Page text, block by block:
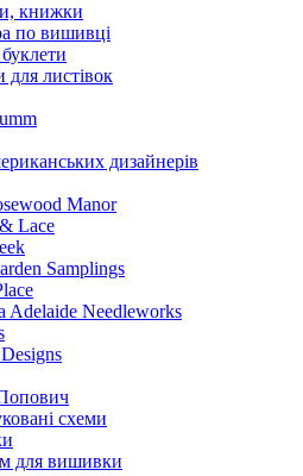
книжки
по вишивці
для листівок
дизайнерів
Manor
Lace
Samplings
Adelaide Needleworks
схеми
для вишивки